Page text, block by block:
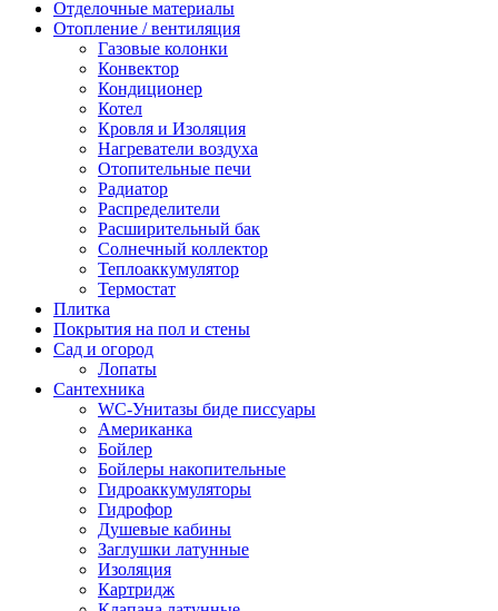
Отделочные материалы
Отопление / вентиляция
Газовые колонки
Конвектор
Кондиционер
Котел
Кровля и Изоляция
Нагреватели воздуха
Отопительные печи
Радиатор
Распределители
Расширительный бак
Солнечный коллектор
Теплоаккумулятор
Термостат
Плитка
Покрытия на пол и стены
Сад и огород
Лопаты
Сантехника
WC-Унитазы биде писсуары
Американка
Бойлер
Бойлеры накопительные
Гидроаккумуляторы
Гидрофор
Душевые кабины
Заглушки латунные
Изоляция
Картридж